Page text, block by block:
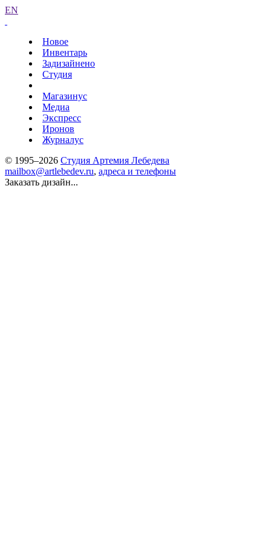
EN
Новое
Инвентарь
Задизайнено
Студия
Магазинус
Медиа
Экспресс
Иронов
Журналус
© 1995–2026 Студия Артемия Лебедева
mailbox@artlebedev.ru, адреса и телефоны
Заказать дизайн...